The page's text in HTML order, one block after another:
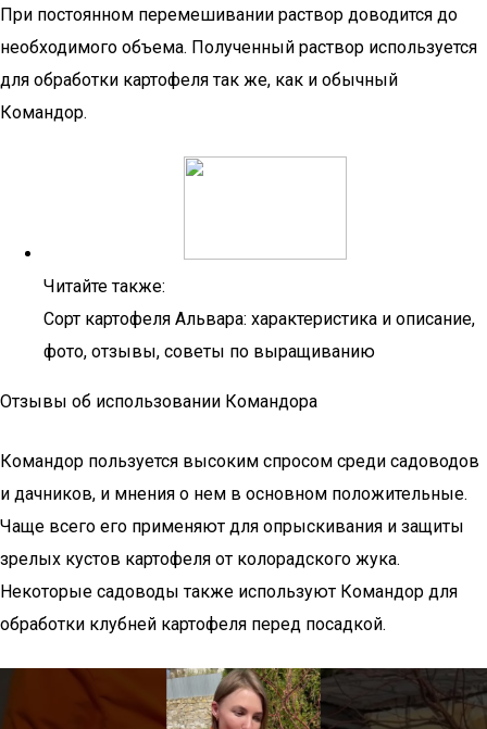
При постоянном перемешивании раствор доводится до
необходимого объема. Полученный раствор используется
для обработки картофеля так же, как и обычный
Командор.
Читайте также:
Сорт картофеля Альвара: характеристика и описание,
фото, отзывы, советы по выращиванию
Отзывы об использовании Командора
Командор пользуется высоким спросом среди садоводов
и дачников, и мнения о нем в основном положительные.
Чаще всего его применяют для опрыскивания и защиты
зрелых кустов картофеля от колорадского жука.
Некоторые садоводы также используют Командор для
обработки клубней картофеля перед посадкой.